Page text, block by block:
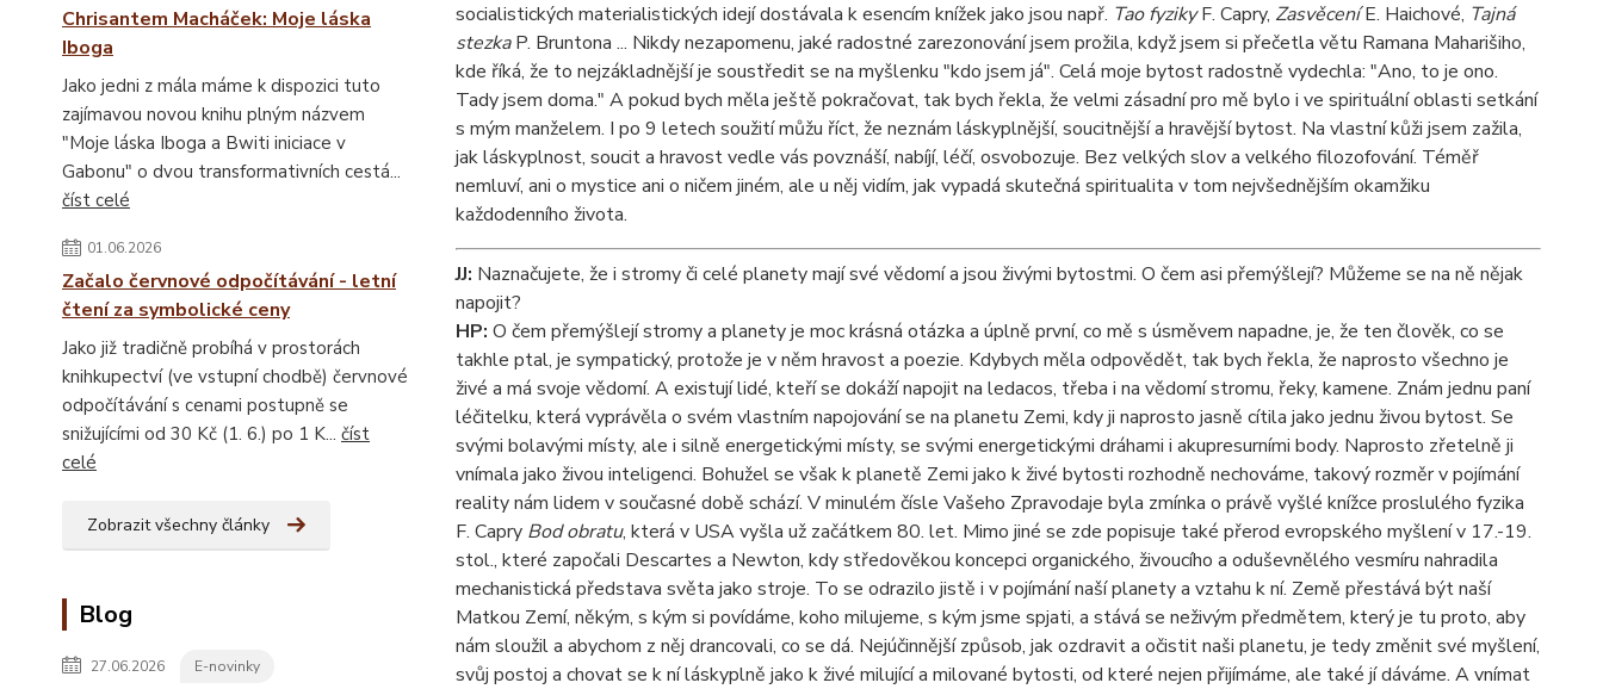
Chrisantem Macháček: Moje láska
Iboga
Jako jedni z mála máme k dispozici tuto
zajímavou novou knihu plným názvem
"Moje láska Iboga a Bwiti iniciace v
Gabonu" o dvou transformativních cestá...
číst celé
01.06.2026
Začalo červnové odpočítávání - letní
čtení za symbolické ceny
Jako již tradičně probíhá v prostorách
knihkupectví (ve vstupní chodbě) červnové
odpočítávání s cenami postupně se
snižujícími od 30 Kč (1. 6.) po 1 K... číst
celé
Zobrazit všechny články
Blog
27.06.2026 E-novinky
socialistických materialistických idejí dostávala k esencím knížek jako jsou např. Tao fyzikyF. Capry, ZasvěceníE. Haichové, Tajná
stezkaP. Bruntona ... Nikdy nezapomenu, jaké radostné zarezonování jsem prožila, když jsem si přečetla větu Ramana Maharišiho,
kde říká, že to nejzákladnější je soustředit se na myšlenku "kdo jsem já". Celá moje bytost radostně vydechla: "Ano, to je ono.
Tady jsem doma." A pokud bych měla ještě pokračovat, tak bych řekla, že velmi zásadní pro mě bylo i ve spirituální oblasti setkání
s mým manželem. I po 9 letech soužití můžu říct, že neznám láskyplnější, soucitnější a hravější bytost. Na vlastní kůži jsem zažila,
jak láskyplnost, soucit a hravost vedle vás povznáší, nabíjí, léčí, osvobozuje. Bez velkých slov a velkého filozofování. Téměř
nemluví, ani o mystice ani o ničem jiném, ale u něj vidím, jak vypadá skutečná spiritualita v tom nejvšednějším okamžiku
každodenního života.
JJ: Naznačujete, že i stromy či celé planety mají své vědomí a jsou živými bytostmi. O čem asi přemýšlejí? Můžeme se na ně nějak
napojit?
HP: O čem přemýšlejí stromy a planety je moc krásná otázka a úplně první, co mě s úsměvem napadne, je, že ten člověk, co se
takhle ptal, je sympatický, protože je v něm hravost a poezie. Kdybych měla odpovědět, tak bych řekla, že naprosto všechno je
živé a má svoje vědomí. A existují lidé, kteří se dokáží napojit na ledacos, třeba i na vědomí stromu, řeky, kamene. Znám jednu paní
léčitelku, která vyprávěla o svém vlastním napojování se na planetu Zemi, kdy ji naprosto jasně cítila jako jednu živou bytost. Se
svými bolavými místy, ale i silně energetickými místy, se svými energetickými dráhami i akupresurními body. Naprosto zřetelně ji
vnímala jako živou inteligenci. Bohužel se však k planetě Zemi jako k živé bytosti rozhodně nechováme, takový rozměr v pojímání
reality nám lidem v současné době schází. V minulém čísle Vašeho Zpravodaje byla zmínka o právě vyšlé knížce proslulého fyzika
F. Capry Bod obratu, která v USA vyšla už začátkem 80. let. Mimo jiné se zde popisuje také přerod evropského myšlení v 17.-19.
stol., které započali Descartes a Newton, kdy středověkou koncepci organického, živoucího a oduševnělého vesmíru nahradila
mechanistická představa světa jako stroje. To se odrazilo jistě i v pojímání naší planety a vztahu k ní. Země přestává být naší
Matkou Zemí, někým, s kým si povídáme, koho milujeme, s kým jsme spjati, a stává se neživým předmětem, který je tu proto, aby
nám sloužil a abychom z něj drancovali, co se dá. Nejúčinnější způsob, jak ozdravit a očistit naši planetu, je tedy změnit své myšlení,
svůj postoj a chovat se k ní láskyplně jako k živé milující a milované bytosti, od které nejen přijímáme, ale také jí dáváme. A vnímat